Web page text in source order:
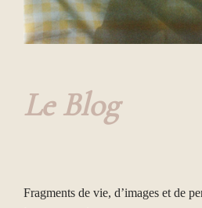
Le Blog
Fragments de vie, d’images et de